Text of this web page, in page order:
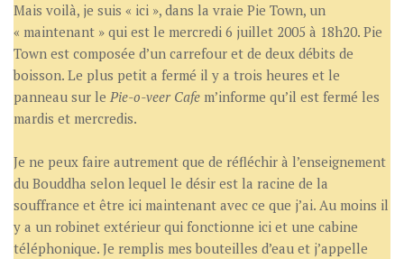
Mais voilà, je suis « ici », dans la vraie Pie Town, un
« maintenant » qui est le mercredi 6 juillet 2005 à 18h20. Pie
Town est composée d’un carrefour et de deux débits de
boisson. Le plus petit a fermé il y a trois heures et le
panneau sur le Pie-o-veer Cafe m’informe qu’il est fermé les
mardis et mercredis.
Je ne peux faire autrement que de réfléchir à l’enseignement
du Bouddha selon lequel le désir est la racine de la
souffrance et être ici maintenant avec ce que j’ai. Au moins il
y a un robinet extérieur qui fonctionne ici et une cabine
téléphonique. Je remplis mes bouteilles d’eau et j’appelle